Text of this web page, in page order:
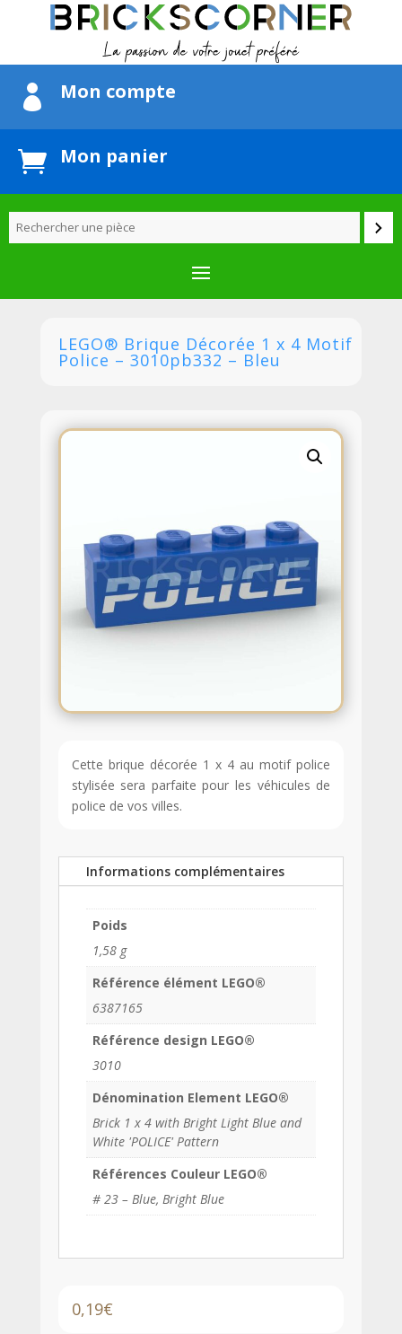
 Mon compte
 Mon panier
LEGO® Brique Décorée 1 x 4 Motif
Police – 3010pb332 – Bleu
Cette brique décorée 1 x 4 au motif police
stylisée sera parfaite pour les véhicules de
police de vos villes.
Informations complémentaires
Poids
1,58 g
Référence élément LEGO®
6387165
Référence design LEGO®
3010
Dénomination Element LEGO®
Brick 1 x 4 with Bright Light Blue and
White 'POLICE' Pattern
Références Couleur LEGO®
# 23 – Blue, Bright Blue
0,19€